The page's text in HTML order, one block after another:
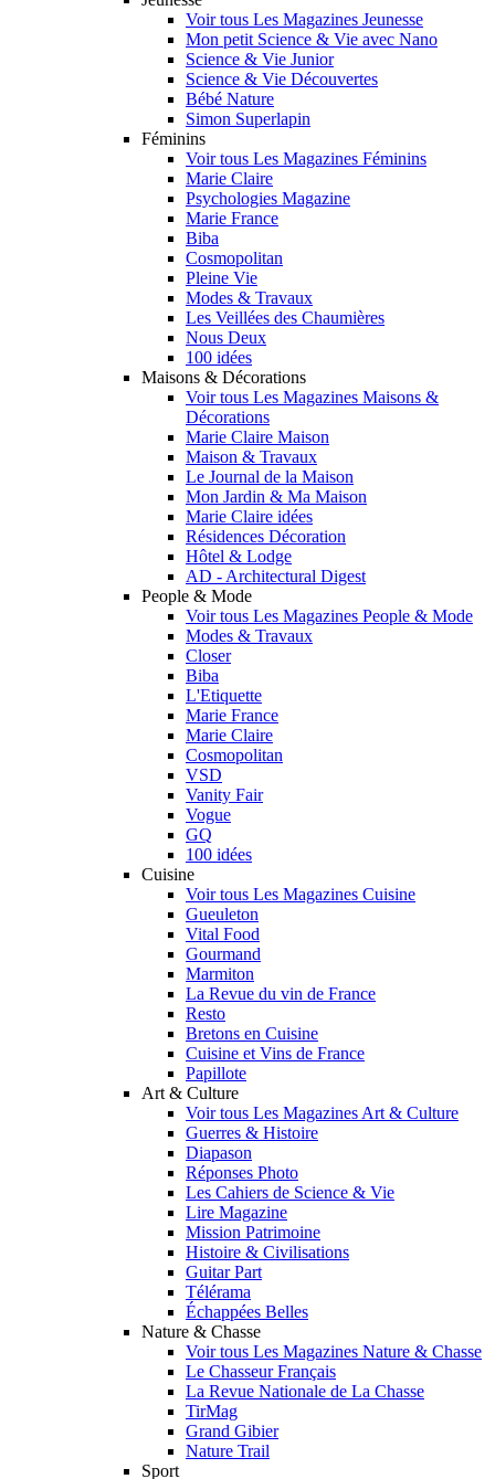
Voir tous Les Magazines Jeunesse
Mon petit Science & Vie avec Nano
Science & Vie Junior
Science & Vie Découvertes
Bébé Nature
Simon Superlapin
Féminins
Voir tous Les Magazines Féminins
Marie Claire
Psychologies Magazine
Marie France
Biba
Cosmopolitan
Pleine Vie
Modes & Travaux
Les Veillées des Chaumières
Nous Deux
100 idées
Maisons & Décorations
Voir tous Les Magazines Maisons &
Décorations
Marie Claire Maison
Maison & Travaux
Le Journal de la Maison
Mon Jardin & Ma Maison
Marie Claire idées
Résidences Décoration
Hôtel & Lodge
AD - Architectural Digest
People & Mode
Voir tous Les Magazines People & Mode
Modes & Travaux
Closer
Biba
L'Etiquette
Marie France
Marie Claire
Cosmopolitan
VSD
Vanity Fair
Vogue
GQ
100 idées
Cuisine
Voir tous Les Magazines Cuisine
Gueuleton
Vital Food
Gourmand
Marmiton
La Revue du vin de France
Resto
Bretons en Cuisine
Cuisine et Vins de France
Papillote
Art & Culture
Voir tous Les Magazines Art & Culture
Guerres & Histoire
Diapason
Réponses Photo
Les Cahiers de Science & Vie
Lire Magazine
Mission Patrimoine
Histoire & Civilisations
Guitar Part
Télérama
Échappées Belles
Nature & Chasse
Voir tous Les Magazines Nature & Chasse
Le Chasseur Français
La Revue Nationale de La Chasse
TirMag
Grand Gibier
Nature Trail
Sport